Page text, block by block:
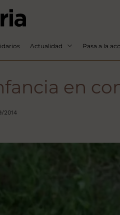
Actualidad Pasa a la
en
2014